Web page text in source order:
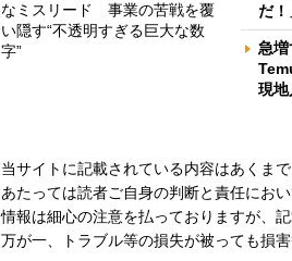
なミスリード 事業の苦戦を覆
い隠す“不透明すぎる巨大な数
字”
だ
急
現地
当サイトに記載されている内容はあくま
あたっては読者ご自身の判断と責任にお
情報は細心の注意を払っておりますが、
万が一、トラブル等の損失が被っても損